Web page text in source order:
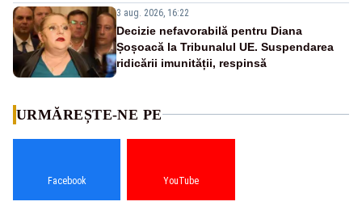
3 aug. 2026, 16:22
Decizie nefavorabilă pentru Diana
Șoșoacă la Tribunalul UE. Suspendarea
ridicării imunității, respinsă
URMĂREȘTE-NE PE
Facebook YouTube